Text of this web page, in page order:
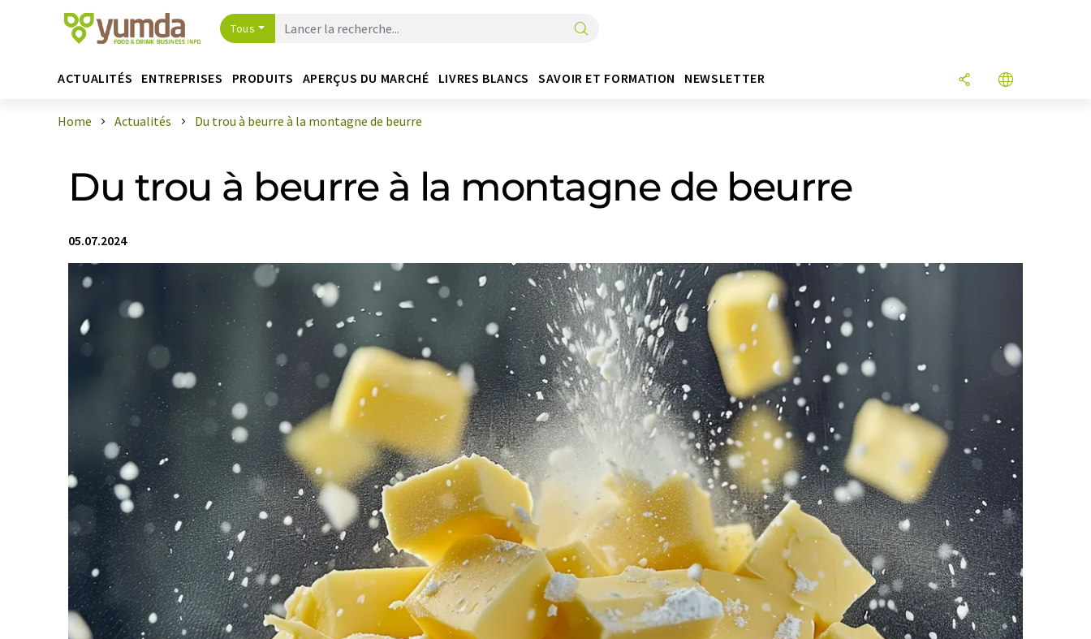
Tous
ACTUALITÉS ENTREPRISES PRODUITS APERÇUS DU MARCHÉ LIVRES BLANCS SAVOIR ET FORMATION NEWSLETTER
Home Actualités Du trou à beurre à la montagne de beurre
Du trou à beurre à la montagne de beurre
05.07.2024